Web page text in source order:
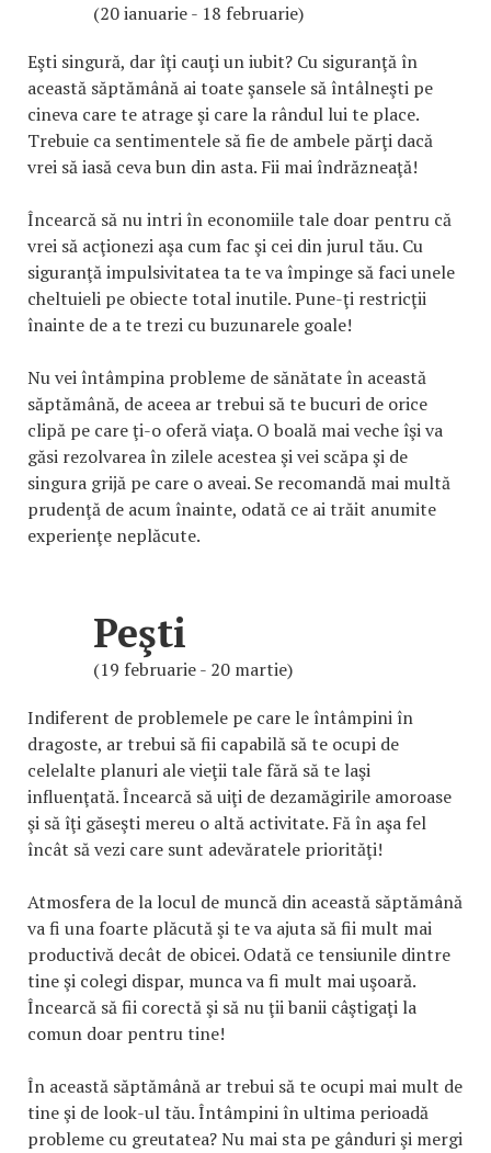
(20 ianuarie - 18 februarie)
Eşti singură, dar îţi cauţi un iubit? Cu siguranţă în
această săptămână ai toate şansele să întâlneşti pe
cineva care te atrage şi care la rândul lui te place.
Trebuie ca sentimentele să fie de ambele părţi dacă
vrei să iasă ceva bun din asta. Fii mai îndrăzneaţă!
Încearcă să nu intri în economiile tale doar pentru că
vrei să acţionezi aşa cum fac şi cei din jurul tău. Cu
siguranţă impulsivitatea ta te va împinge să faci unele
cheltuieli pe obiecte total inutile. Pune-ţi restricţii
înainte de a te trezi cu buzunarele goale!
Nu vei întâmpina probleme de sănătate în această
săptămână, de aceea ar trebui să te bucuri de orice
clipă pe care ţi-o oferă viaţa. O boală mai veche îşi va
găsi rezolvarea în zilele acestea şi vei scăpa şi de
singura grijă pe care o aveai. Se recomandă mai multă
prudenţă de acum înainte, odată ce ai trăit anumite
experienţe neplăcute.
Peşti
(19 februarie - 20 martie)
Indiferent de problemele pe care le întâmpini în
dragoste, ar trebui să fii capabilă să te ocupi de
celelalte planuri ale vieţii tale fără să te laşi
influenţată. Încearcă să uiţi de dezamăgirile amoroase
şi să îţi găseşti mereu o altă activitate. Fă în aşa fel
încât să vezi care sunt adevăratele priorităţi!
Atmosfera de la locul de muncă din această săptămână
va fi una foarte plăcută şi te va ajuta să fii mult mai
productivă decât de obicei. Odată ce tensiunile dintre
tine şi colegi dispar, munca va fi mult mai uşoară.
Încearcă să fii corectă şi să nu ţii banii câştigaţi la
comun doar pentru tine!
În această săptămână ar trebui să te ocupi mai mult de
tine şi de look-ul tău. Întâmpini în ultima perioadă
probleme cu greutatea? Nu mai sta pe gânduri şi mergi